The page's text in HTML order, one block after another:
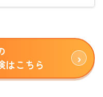
はこちら